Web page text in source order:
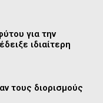
για την
ιδιαίτερη
τους διορισμούς